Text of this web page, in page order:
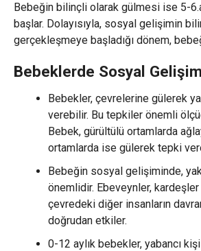
Bebeğin bilinçli olarak gülmesi ise 5-
başlar. Dolayısıyla, sosyal gelişimin
gerçekleşmeye başladığı dönem,
Bebeklerde Sosyal
Bebekler, çevrelerine gülerek
verebilir. Bu tepkiler önemli
Bebek, gürültülü ortamlarda
ortamlarda ise gülerek tepki
Bebeğin sosyal gelişiminde,
önemlidir. Ebeveynler, kardeşler
çevredeki diğer insanların
doğrudan etkiler.
0-12 aylık bebekler, yabancı